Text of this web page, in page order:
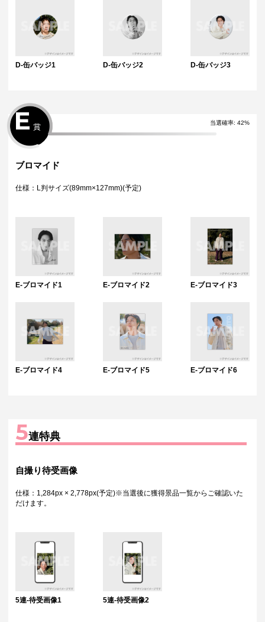
D-缶バッジ1 D-缶バッジ2 D-缶バッジ3
当選確率: 42%
E 賞
ブロマイド
仕様：L判サイズ(89mm×127mm)(予定)
E-ブロマイド1 E-ブロマイド2 E-ブロマイド3
E-ブロマイド4 E-ブロマイド5 E-ブロマイド6
5連特典
自撮り待受画像
仕様：1,284px × 2,778px(予定)※当選後に獲得景品一覧からご確認いた
だけます。
5連-待受画像1 5連-待受画像2